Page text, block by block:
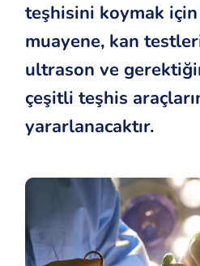
teşhisini koymak
muayene, kan
ultrason ve
çeşitli teşhis
yararlanacaktır.